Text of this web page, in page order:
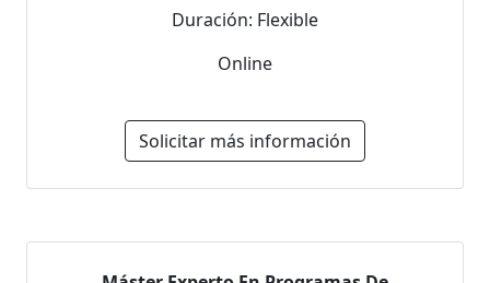
Duración: Flexible
Online
Solicitar más información